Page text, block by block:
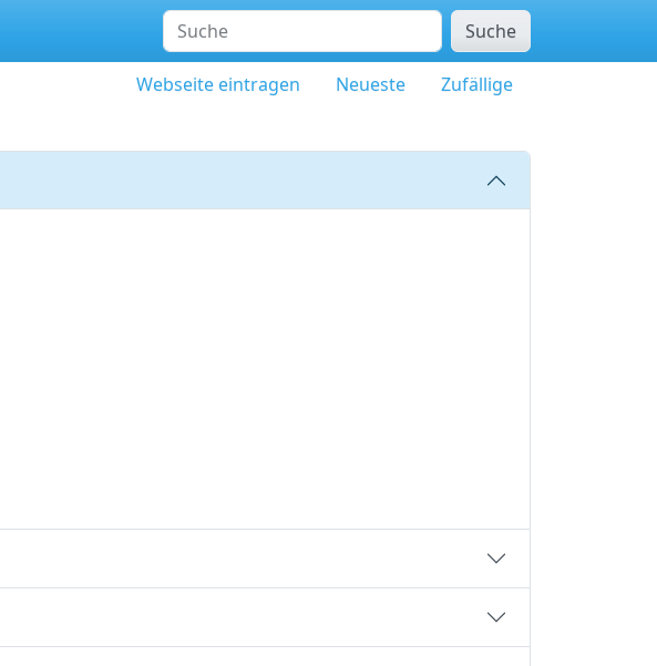
Suche
Webseite eintragen Neueste
Zufällige